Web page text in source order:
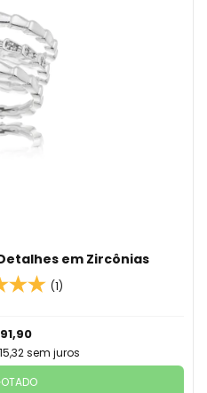
em Zircônias
(1)
sem juros